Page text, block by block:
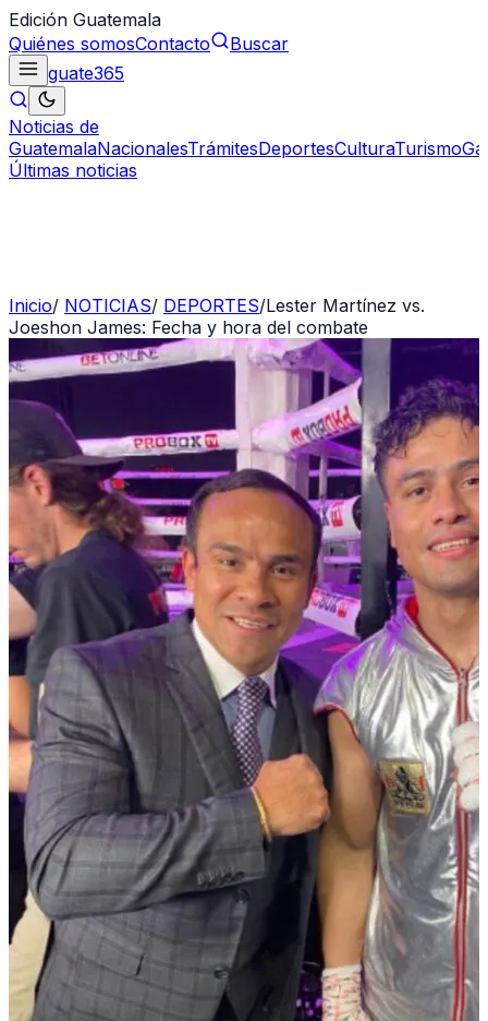
Edición Guatemala
Quiénes somosContacto
Buscar
guate365
Noticias de
GuatemalaNacionalesTrámitesDeportesCulturaTurismo
Últimas noticias
Inicio/ NOTICIAS/ DEPORTES/Lester Martínez vs.
Joeshon James: Fecha y hora del combate